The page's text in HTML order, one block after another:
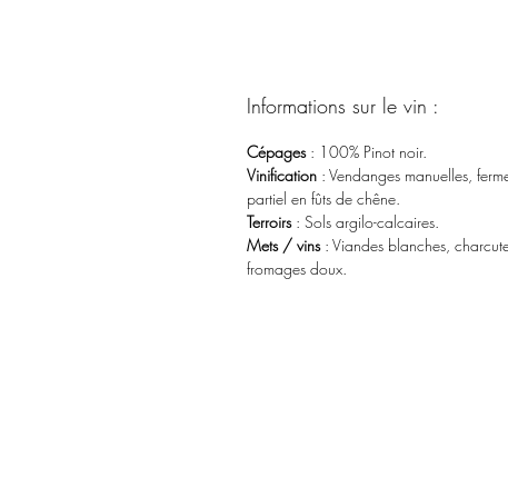
Informations sur le vin :
Cépages: 100% Pinot noir.
Vinification : Vendanges manuelles,
partiel en fûts de chêne.
Terroirs: Sols argilo-calcaires.
Mets / vins: Viandes blanches,
fromages doux.